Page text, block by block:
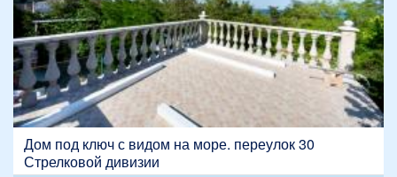
Дом под ключ с видом на море. переулок 30
Стрелковой дивизии